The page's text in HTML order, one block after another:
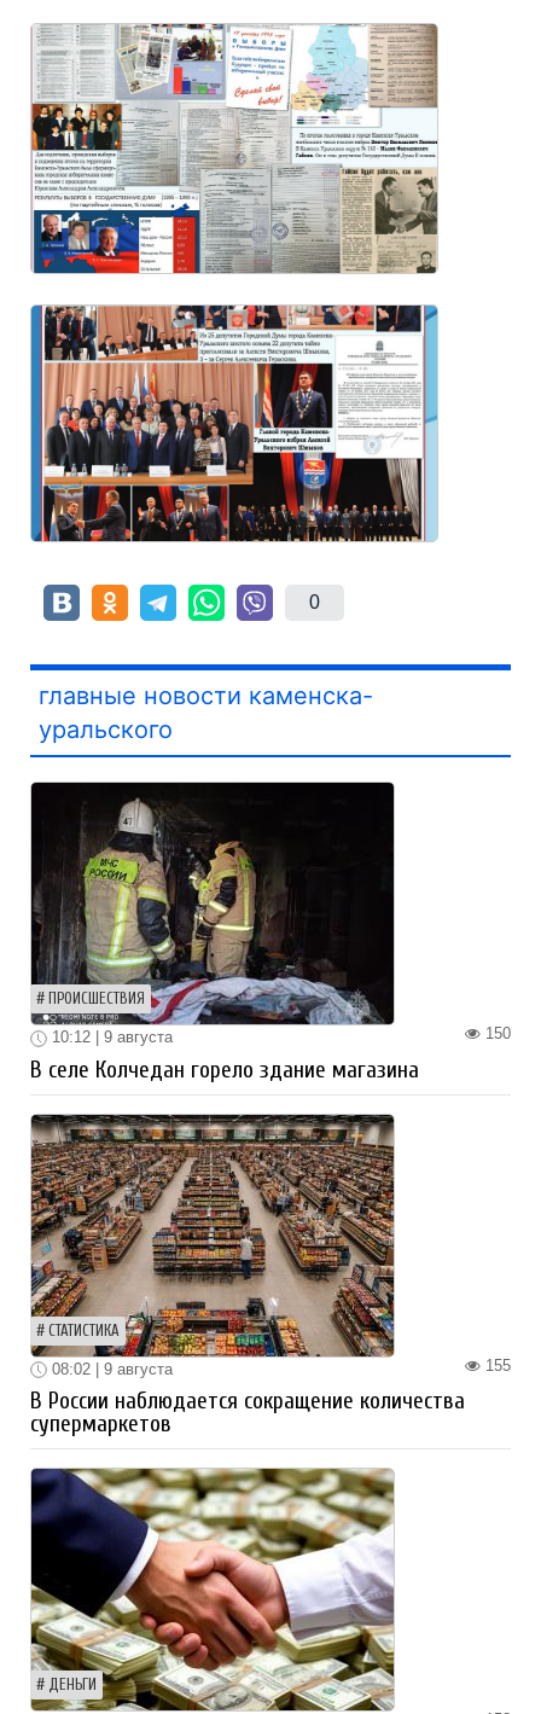
0
главные новости каменска-
уральского
ПРОИСШЕСТВИЯ
150
10:12 | 9 августа
В селе Колчедан горело здание магазина
СТАТИСТИКА
155
08:02 | 9 августа
В России наблюдается сокращение количества
супермаркетов
ДЕНЬГИ